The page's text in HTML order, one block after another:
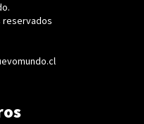
reservados